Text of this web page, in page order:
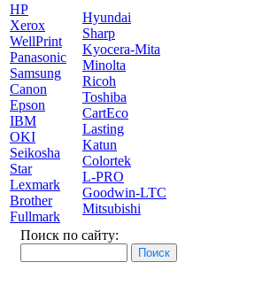
HP
Xerox
WellPrint
Panasonic
Samsung
Canon
Epson
IBM
OKI
Seikosha
Star
Lexmark
Brother
Fullmark
Hyundai
Sharp
Kyocera-Mita
Minolta
Ricoh
Toshiba
CartEco
Lasting
Katun
Colortek
L-PRO
Goodwin-LTC
Mitsubishi
Поиск по сайту: